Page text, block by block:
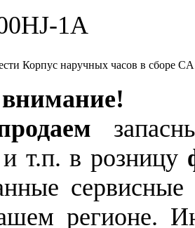
1A
Корпус наручных часов в сборе
т.п. в розницу
регионе.